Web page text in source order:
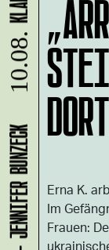
Erna K.
Im
Frauen:
10.08.